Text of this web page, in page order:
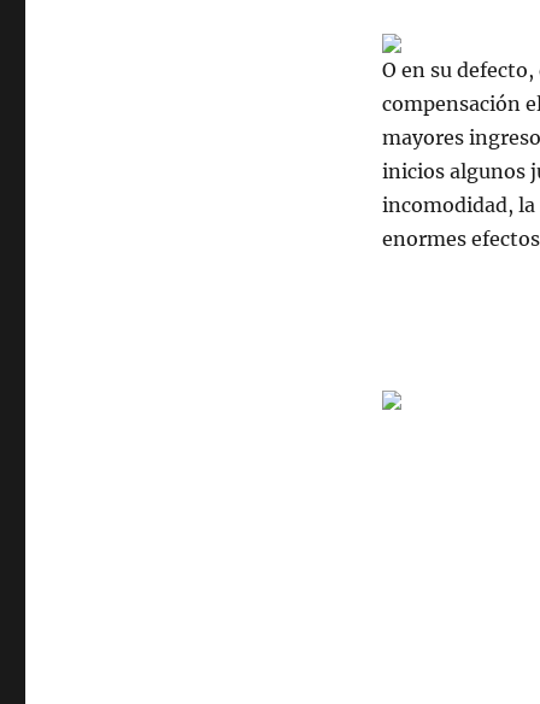
O en su
compensación
mayores
inicios algunos
incomodidad, la
enormes